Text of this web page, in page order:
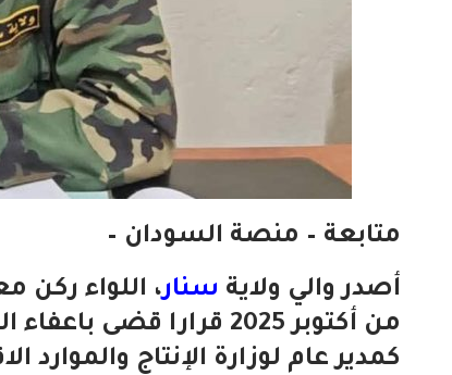
متابعة – منصة السودان –
أصدر والي ولاية سنار، اللواء
من أكتوبر 2025 قرارا
كمدير عام لوزارة الإنتاج والموارد